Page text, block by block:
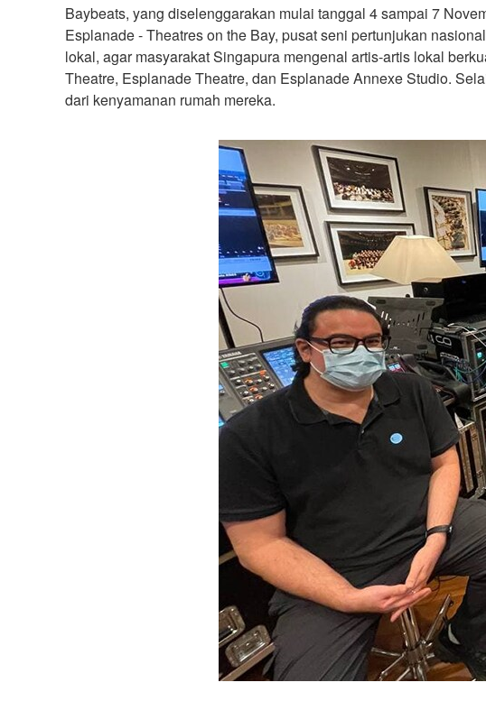
Baybeats, yang diselenggarakan mulai tanggal 4 sampai 7
Esplanade - Theatres on the Bay, pusat seni pertunjukan
lokal, agar masyarakat Singapura mengenal artis-artis lokal
Theatre, Esplanade Theatre, dan Esplanade Annexe Studio.
dari kenyamanan rumah mereka.